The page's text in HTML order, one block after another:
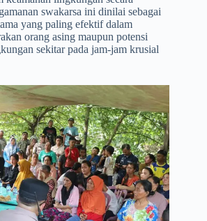
swakarsa ini dinilai sebagai
yang paling efektif dalam
orang asing maupun potensi
sekitar pada jam-jam krusial